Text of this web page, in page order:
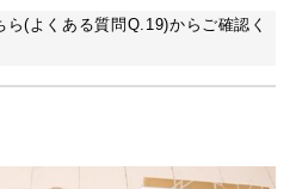
(よくある質問Q.19)からご確認く